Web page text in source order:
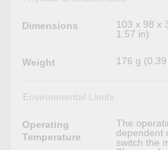
Dimensions
103 x 98 x
1.57 in)
Weight 176 g
Environmental Limits
Operating
Temperature
The
dependent
switch the